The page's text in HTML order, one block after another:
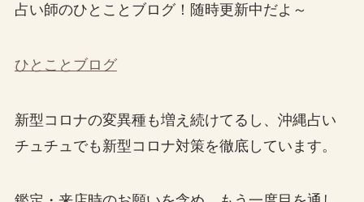
占い師のひとことブログ！随時更新中だよ～
ひとことブログ
新型コロナの変異種も増え続けてるし、沖縄占い
チュチュでも新型コロナ対策を徹底しています。